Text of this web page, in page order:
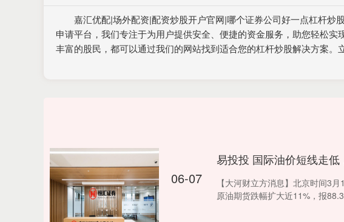
嘉汇优配|场外配资|配资炒股开户官网|哪个证券公司好一点杠杆
申请平台，我们专注于为用户提供安全、便捷的资金服务，助您轻松
丰富的股民，都可以通过我们的网站找到适合您的杠杆炒股解决方案。
06-07
易投投 国际油价短线走
【大河财立方消息】北京时间3
原油期货跌幅扩大近11%，报